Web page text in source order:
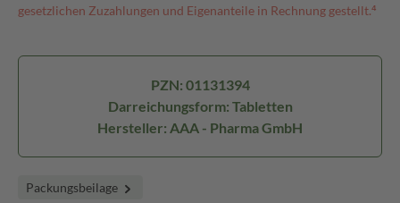
gesetzlichen Zuzahlungen und Eigenanteile in Rechnung gestellt.⁴
PZN: 01131394
Darreichungsform: Tabletten
Hersteller: AAA - Pharma GmbH
Packungsbeilage